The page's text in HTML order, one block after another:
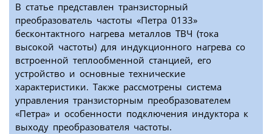
В статье представлен транзисторный
преобразователь частоты «Петра 0133»
бесконтактного нагрева металлов ТВЧ (тока
высокой частоты) для индукционного нагрева со
встроенной теплообменной станцией, его
устройство и основные технические
характеристики. Также рассмотрены система
управления транзисторным преобразователем
«Петра» и особенности подключения индуктора к
выходу преобразователя частоты.